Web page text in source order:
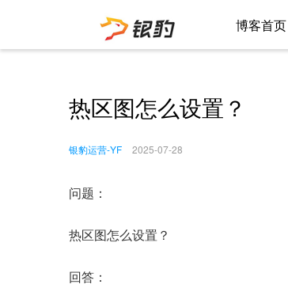
博客首页
热区图怎么设置？
银豹运营-YF 2025-07-28
问题：
热区图怎么设置？
回答：